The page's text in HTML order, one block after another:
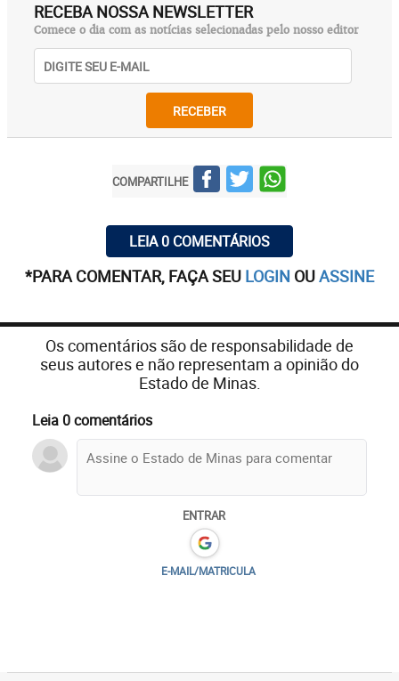
RECEBA NOSSA NEWSLETTER
Comece o dia com as notícias selecionadas pelo nosso editor
RECEBER
COMPARTILHE
LEIA 0 COMENTÁRIOS
*PARA COMENTAR, FAÇA SEU LOGIN OUASSINE
Os comentários são de responsabilidade de
seus autores e não representam a opinião do
Estado de Minas.
Leia 0 comentários
ENTRAR
E-MAIL/MATRICULA